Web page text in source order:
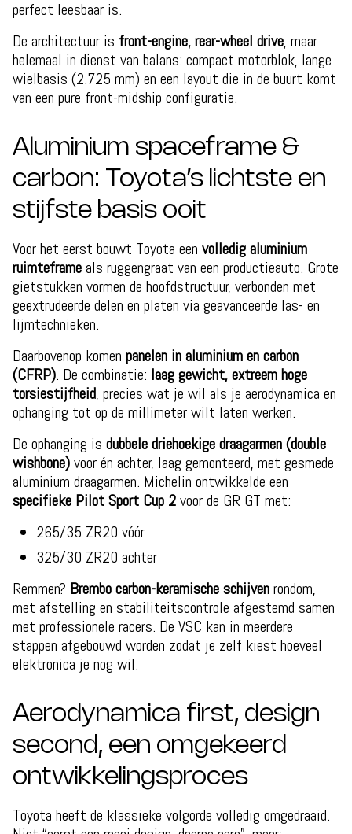
perfect leesbaar is.
De architectuur is front-engine, rear-wheel drive, maar
helemaal in dienst van balans: compact motorblok, lange
wielbasis (2.725 mm) en een layout die in de buurt komt
van een pure front-midship configuratie.
Aluminium spaceframe &
carbon: Toyota’s lichtste en
stijfste basis ooit
Voor het eerst bouwt Toyota een volledig aluminium
ruimteframeals ruggengraat van een productieauto. Grote
gietstukken vormen de hoofdstructuur, verbonden met
geëxtrudeerde delen en platen via geavanceerde las- en
lijmtechnieken.
Daarbovenop komen panelen in aluminium en carbon
(CFRP). De combinatie: laag gewicht, extreem hoge
torsiestijfheid, precies wat je wil als je aerodynamica en
ophanging tot op de millimeter wilt laten werken.
De ophanging is dubbele driehoekige draagarmen (double
wishbone)voor én achter, laag gemonteerd, met gesmede
aluminium draagarmen. Michelin ontwikkelde een
specifieke Pilot Sport Cup 2voor de GR GT met:
265/35 ZR20 vóór
325/30 ZR20 achter
Remmen? Brembo carbon-keramische schijvenrondom,
met afstelling en stabiliteitscontrole afgestemd samen
met professionele racers. De VSC kan in meerdere
stappen afgebouwd worden zodat je zelf kiest hoeveel
elektronica je nog wil.
Aerodynamica first, design
second, een omgekeerd
ontwikkelingsproces
Toyota heeft de klassieke volgorde volledig omgedraaid.